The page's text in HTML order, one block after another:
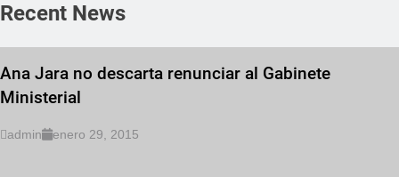
Recent News
Ana Jara no descarta renunciar al Gabinete
Ministerial
admin enero 29, 2015